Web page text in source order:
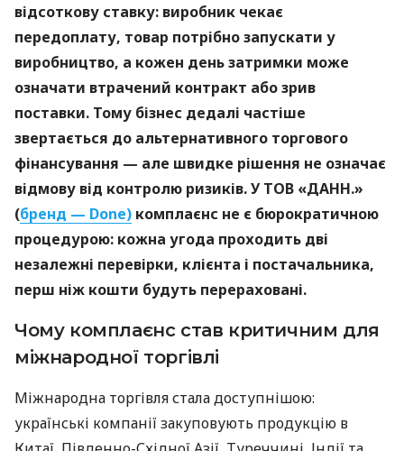
відсоткову ставку: виробник чекає
передоплату, товар потрібно запускати у
виробництво, а кожен день затримки може
означати втрачений контракт або зрив
поставки. Тому бізнес дедалі частіше
звертається до альтернативного торгового
фінансування — але швидке рішення не означає
відмову від контролю ризиків. У ТОВ «ДАНН.»
(бренд — Done) комплаєнс не є бюрократичною
процедурою: кожна угода проходить дві
незалежні перевірки, клієнта і постачальника,
перш ніж кошти будуть перераховані.
Чому комплаєнс став критичним для
міжнародної торгівлі
Міжнародна торгівля стала доступнішою:
українські компанії закуповують продукцію в